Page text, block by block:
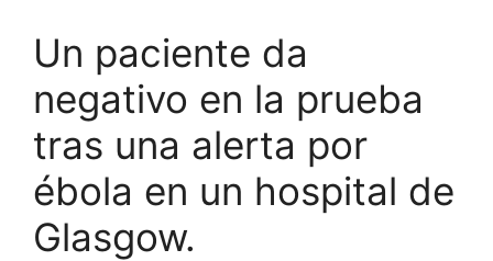
Un paciente da
negativo en la prueba
tras una alerta por
ébola en un hospital de
Glasgow.